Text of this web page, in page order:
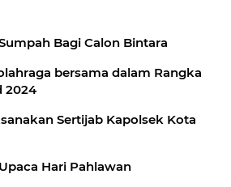
Bagi Calon Bintara
bersama dalam Rangka
HUT ke-74 Polairud 2024
Sertijab Kapolsek Kota
Hari Pahlawan